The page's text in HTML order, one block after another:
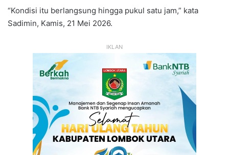
“Kondisi itu berlangsung hingga pukul satu jam,” kata
Sadimin, Kamis, 21 Mei 2026.
IKLAN